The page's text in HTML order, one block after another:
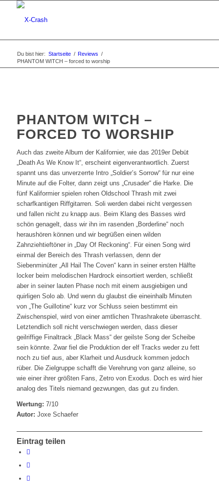
Du bist hier: Startseite / Reviews /
PHANTOM WITCH – forced to worship
PHANTOM WITCH –
FORCED TO WORSHIP
Auch das zweite Album der Kalifornier, wie das 2019er Debüt
„Death As We Know It“, erscheint eigenverantwortlich. Zuerst
spannt uns das unverzerrte Intro „Soldier’s Sorrow“ für nur eine
Minute auf die Folter, dann zeigt uns „Crusader“ die Harke. Die
fünf Kaliformier spielen rohen Oldschool Thrash mit zwei
scharfkantigen Riffgitarren. Soli werden dabei nicht vergessen
und fallen nicht zu knapp aus. Beim Klang des Basses wird
schön genagelt, dass wir ihn im rasenden „Borderline“ noch
heraushören können und wir begrüßen einen wilden
Zahnziehtieftöner in „Day Of Reckoning“. Für einen Song wird
einmal der Bereich des Thrash verlassen, denn der
Siebenminüter „All Hail The Coven“ kann in seiner ersten Hälfte
locker beim melodischen Hardrock einsortiert werden, schließt
aber in seiner lauten Phase noch mit einem ausgiebigen und
quirligen Solo ab. Und wenn du glaubst die eineinhalb Minuten
von „The Guillotine“ kurz vor Schluss seien bestimmt ein
Zwischenspiel, wird von einer amtlichen Thrashrakete überrascht.
Letztendlich soll nicht verschwiegen werden, dass dieser
geilriffige Finaltrack „Black Mass“ der geilste Song der Scheibe
sein könnte. Zwar fiel die Produktion der elf Tracks weder zu fett
noch zu tief aus, aber Klarheit und Ausdruck kommen jedoch
rüber. Die Zielgruppe schafft die Verehrung von ganz alleine, so
wie einer ihrer größten Fans, Zetro von Exodus. Doch es wird hier
analog des Titels niemand gezwungen, das gut zu finden.
Wertung: 7/10
Autor: Joxe Schaefer
Eintrag teilen